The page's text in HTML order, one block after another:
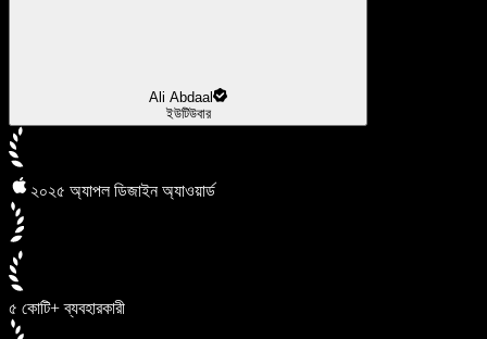
Ali Abdaal
ইউটিউবার
২০২৫ অ্যাপল ডিজাইন অ্যাওয়ার্ড
৫ কোটি+ ব্যবহারকারী